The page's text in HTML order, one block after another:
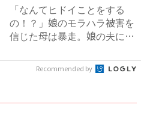
「なんてヒドイことをする
の！？」娘のモラハラ被害を
信じた母は暴走。娘の夫に電
Recommended by